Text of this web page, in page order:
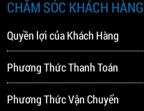
CHĂM SÓC KHÁCH HÀNG
Quyền lợi của Khách Hàng
Phương Thức Thanh Toán
Phương Thức Vận Chuyển